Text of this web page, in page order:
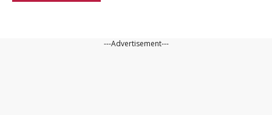
---Advertisement---